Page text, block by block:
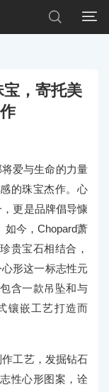


，寄托美
爱与生命的力量
的珠宝杰作。心
更是品牌倡导慷
如今，Chopard萧
贵宝石相结合，
形这一标志性元
含一款吊坠和与
镶嵌工艺打造而
工艺，发掘钻石
性心形图案，诠